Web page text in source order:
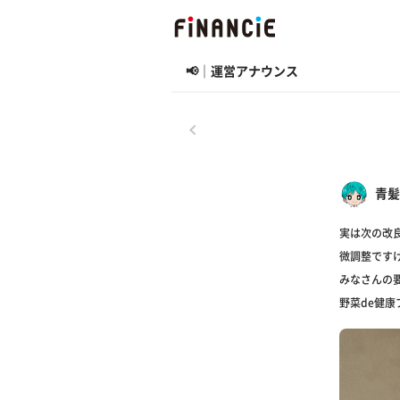
📢｜運営アナウンス
青
実は次の改
微調整です
みなさんの
野菜de健康